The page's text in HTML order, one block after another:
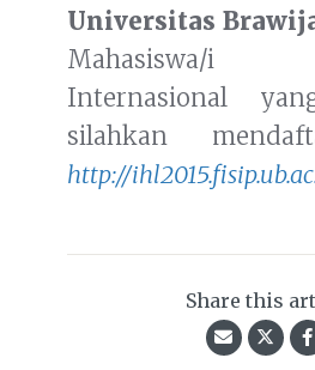
Universitas
Mahasiswa/i
Internasional
silahkan
http://
Share this